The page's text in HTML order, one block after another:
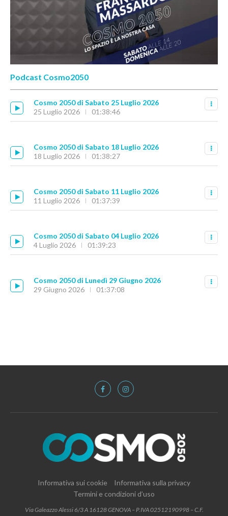
Podcast Cosmo2050
Cosmo 2050 di Sabato 25 Luglio 2026
25 Luglio 2026
01:38:46
Cosmo 2050 di Sabato 18 Luglio 2026
18 Luglio 2026
01:38:27
Cosmo 2050 di Sabato 11 Luglio 2026
11 Luglio 2026
01:37:39
Cosmo 2050 di Sabato 04 Luglio 2026
4 Luglio 2026
01:39:23
Cosmo 2050 di Lunedì 29 Giugno 2026
29 Giugno 2026
01:37:08
Informativa sui cookie
Informativa sulla privacy
Termini e condizioni d’uso
Via Galeazzo Alessi 6/3 A 16128 GENOVA – P.IVA 02512190998 – C.F.